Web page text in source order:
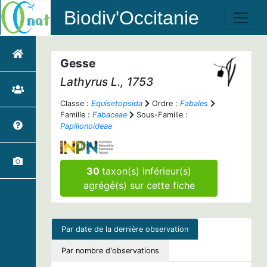
Biodiv'Occitanie
Gesse
Lathyrus L., 1753
Classe : Equisetopsida Ordre : Fabales
Famille : Fabaceae
Sous-Famille :
Papilionoideae
30taxon(s) inférieur(s)
agrégé(s) sur cette fiche
Par date de la dernière observation
Par nombre d'observations